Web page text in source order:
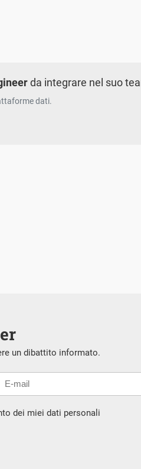
da integrare nel suo
dati.
un dibattito informato.
dei miei dati personali